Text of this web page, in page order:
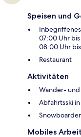
Speisen und
07:00 Uhr
08:00 Uhr
Restaurant
Aktivitäten
Wander-
Abfahrtsski
Mobiles